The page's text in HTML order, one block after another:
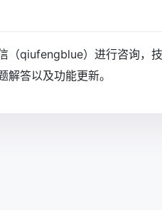
（qiufengblue）进行咨询，
答以及功能更新。